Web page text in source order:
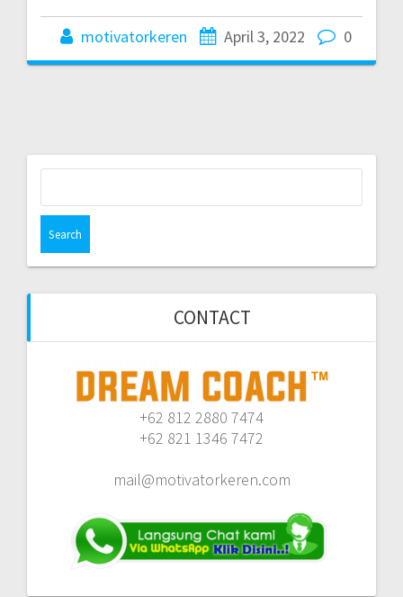
motivatorkeren April 3, 2022 0
CONTACT
+62 812 2880 7474
+62 821 1346 7472
mail@motivatorkeren.com